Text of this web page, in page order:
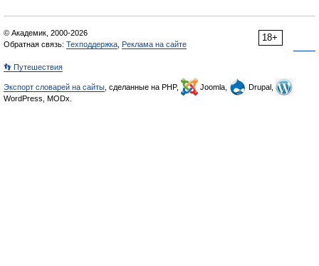
18+
© Академик, 2000-2026
Обратная связь: Техподдержка Реклама на сайте
👣 Путешествия
Экспорт словарей на сайты , сделанные на PHP, Joomla,
Drupal,
WordPress, MODx.